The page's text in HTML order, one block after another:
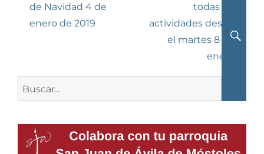
entradas
anterior:
de Navidad 4 de
enero de 2019
todas las
actividades desde
el martes 8 de
enero